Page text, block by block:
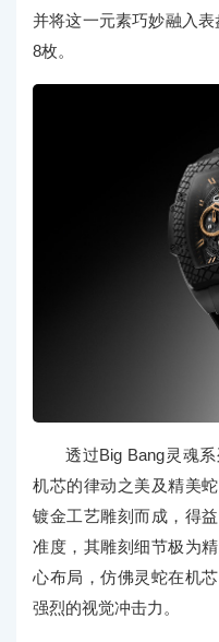
并将这一元素巧妙融入
8枚。
透过Big Bang灵魂
机芯的律动之美及精美
镀金工艺雕刻而成，得
准度，其雕刻细节极为
心布局，仿佛灵蛇在机
强烈的视觉冲击力。